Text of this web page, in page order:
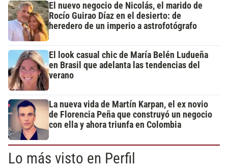
El nuevo negocio de Nicolás, el marido de
Rocío Guirao Díaz en el desierto: de
heredero de un imperio a astrofotógrafo
El look casual chic de María Belén Ludueña
en Brasil que adelanta las tendencias del
verano
La nueva vida de Martín Karpan, el ex novio
de Florencia Peña que construyó un negocio
con ella y ahora triunfa en Colombia
Lo más visto en Perfil